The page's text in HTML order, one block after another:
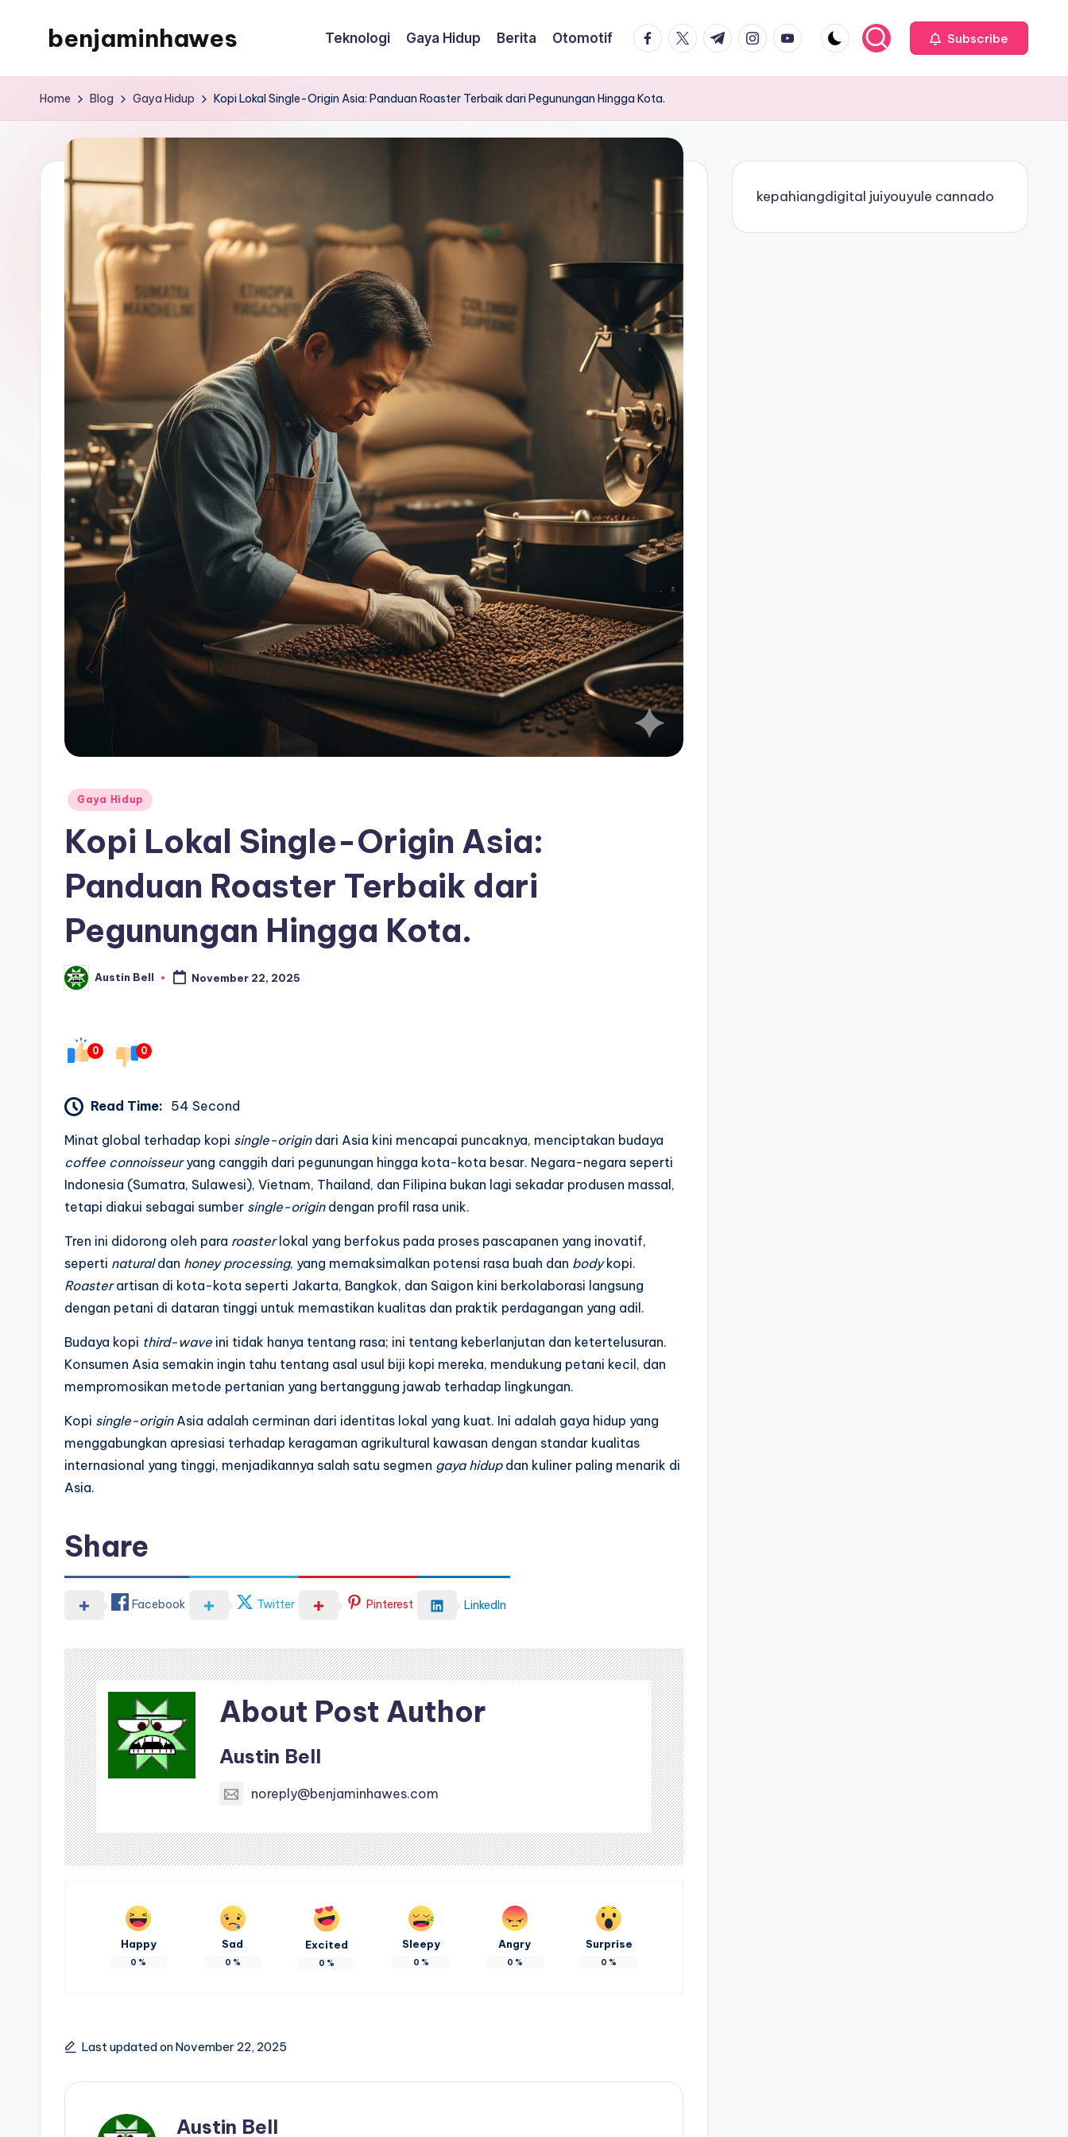
benjaminhawes Teknologi Gaya Hidup Berita Otomotif facebook.com
twitter.com
t.me instagram.com
youtube.com Subscribe
Home Blog Gaya Hidup Kopi Lokal Single-Origin Asia: Panduan Roaster Terbaik dari Pegunungan Hingga Kota.
Posted
Gaya Hidup
Kopi Lokal Single-Origin Asia:
Panduan Roaster Terbaik dari
Pegunungan Hingga Kota.
Posted
by
Austin Bell November 22, 2025
0 0
Read Time: 54 Second
Minat global terhadap kopi single-origindari Asia kini mencapai puncaknya, menciptakan budaya
coffee connoisseuryang canggih dari pegunungan hingga kota-kota besar. Negara-negara seperti
Indonesia (Sumatra, Sulawesi), Vietnam, Thailand, dan Filipina bukan lagi sekadar produsen massal,
tetapi diakui sebagai sumber single-origindengan profil rasa unik.
Tren ini didorong oleh para roasterlokal yang berfokus pada proses pascapanen yang inovatif,
seperti naturaldan honey processing, yang memaksimalkan potensi rasa buah dan bodykopi.
Roasterartisan di kota-kota seperti Jakarta, Bangkok, dan Saigon kini berkolaborasi langsung
dengan petani di dataran tinggi untuk memastikan kualitas dan praktik perdagangan yang adil.
Budaya kopi third-wave ini tidak hanya tentang rasa; ini tentang keberlanjutan dan ketertelusuran.
Konsumen Asia semakin ingin tahu tentang asal usul biji kopi mereka, mendukung petani kecil, dan
mempromosikan metode pertanian yang bertanggung jawab terhadap lingkungan.
Kopi single-originAsia adalah cerminan dari identitas lokal yang kuat. Ini adalah gaya hidup yang
menggabungkan apresiasi terhadap keragaman agrikultural kawasan dengan standar kualitas
internasional yang tinggi, menjadikannya salah satu segmen gaya hidupdan kuliner paling menarik di
Asia.
Share
Facebook Twitter Pinterest LinkedIn
About Post Author
Austin Bell
noreply@benjaminhawes.com
Happy
0 %
Sad
0 %
Excited
0 %
Sleepy
0 %
Angry
0 %
Surprise
0 %
Last updated on November 22, 2025
Austin Bell
kepahiangdigital juiyouyule cannado